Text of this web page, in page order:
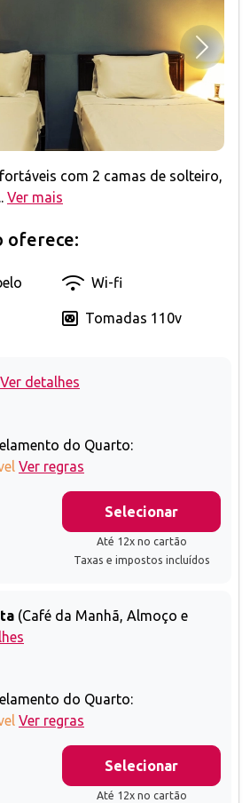
com 2 camas de solteiro,
Ver mais
oferece:
Wi-fi
Tomadas 110v
Ver detalhes
do Quarto:
Ver regras
Selecionar
Até 12x no cartão
Taxas e impostos incluídos
(Café da Manhã, Almoço e
do Quarto:
Ver regras
Selecionar
Até 12x no cartão